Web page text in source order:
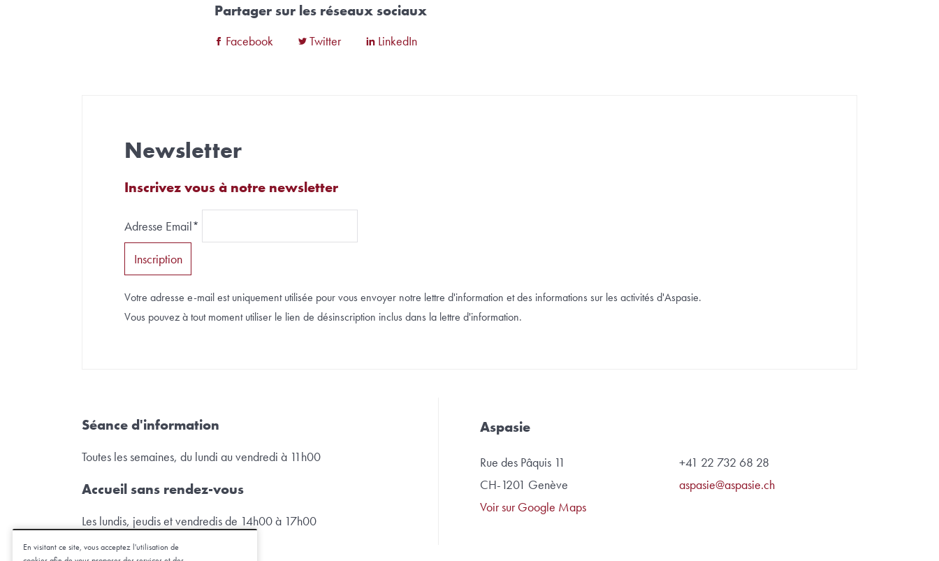
Partager sur les réseaux sociaux
Facebook Twitter LinkedIn
Newsletter
Inscrivez vous à notre newsletter
Adresse Email*
Votre adresse e-mail est uniquement utilisée pour vous envoyer notre lettre d'information et des informations sur les activités d'Aspasie.
Vous pouvez à tout moment utiliser le lien de désinscription inclus dans la lettre d'information.
Séance d'information
Toutes les semaines, du lundi au vendredi à 11h00
Accueil sans rendez-vous
Les lundis, jeudis et vendredis de 14h00 à 17h00
Aspasie
Rue des Pâquis 11
CH-1201 Genève
Voir sur Google Maps
+41 22 732 68 28
aspasie@aspasie.ch
En visitant ce site, vous acceptez l'utilisation de